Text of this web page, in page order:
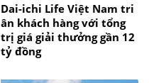
Dai-ichi Life Việt Nam tri
ân khách hàng với tổng
trị giá giải thưởng gần 12
tỷ đồng